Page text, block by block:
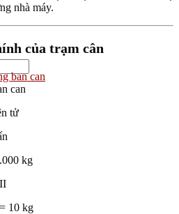
nhà máy.
của trạm cân
can
tử
kg
10 kg